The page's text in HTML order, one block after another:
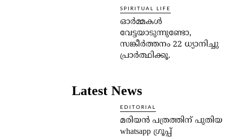
SPIRITUAL LIFE
ഓര്‍മ്മകള്‍
വേട്ടയാടുന്നുണ്ടോ,
സങ്കീര്‍ത്തനം 22 ധ്യാനിച്ചു
പ്രാര്‍ത്ഥിക്കൂ.
Latest News
EDITORIAL
മരിയൻ പത്രത്തിന് പുതിയ
whatsapp ഗ്രൂപ്പ്